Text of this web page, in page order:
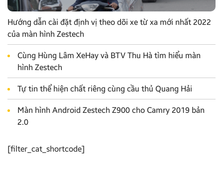
Hướng dẫn cài đặt định vị theo dõi xe từ xa mới nhất 2022
của màn hình Zestech
Cùng Hùng Lâm XeHay và BTV Thu Hà tìm hiểu màn
hình Zestech
Tự tin thể hiện chất riêng cùng cầu thủ Quang Hải
Màn hình Android Zestech Z900 cho Camry 2019 bản
2.0
[filter_cat_shortcode]